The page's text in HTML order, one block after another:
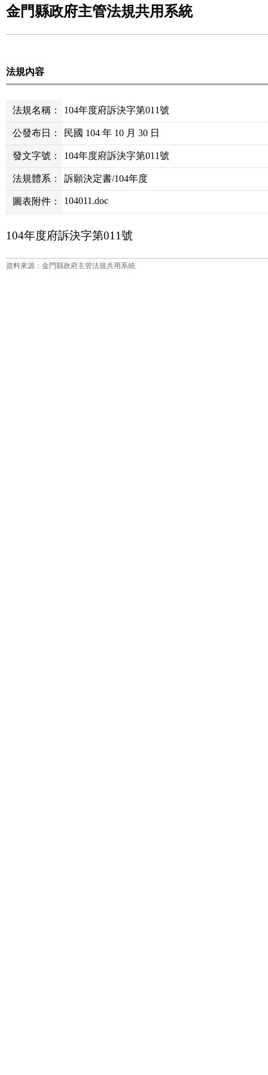
金門縣政府主管法規共用系統
法規內容
法規名稱： 104年度府訴決字第011號
公發布日： 民國 104 年 10 月 30 日
發文字號： 104年度府訴決字第011號
法規體系： 訴願決定書/104年度
圖表附件： 104011.doc
104年度府訴決字第011號
資料來源：金門縣政府主管法規共用系統